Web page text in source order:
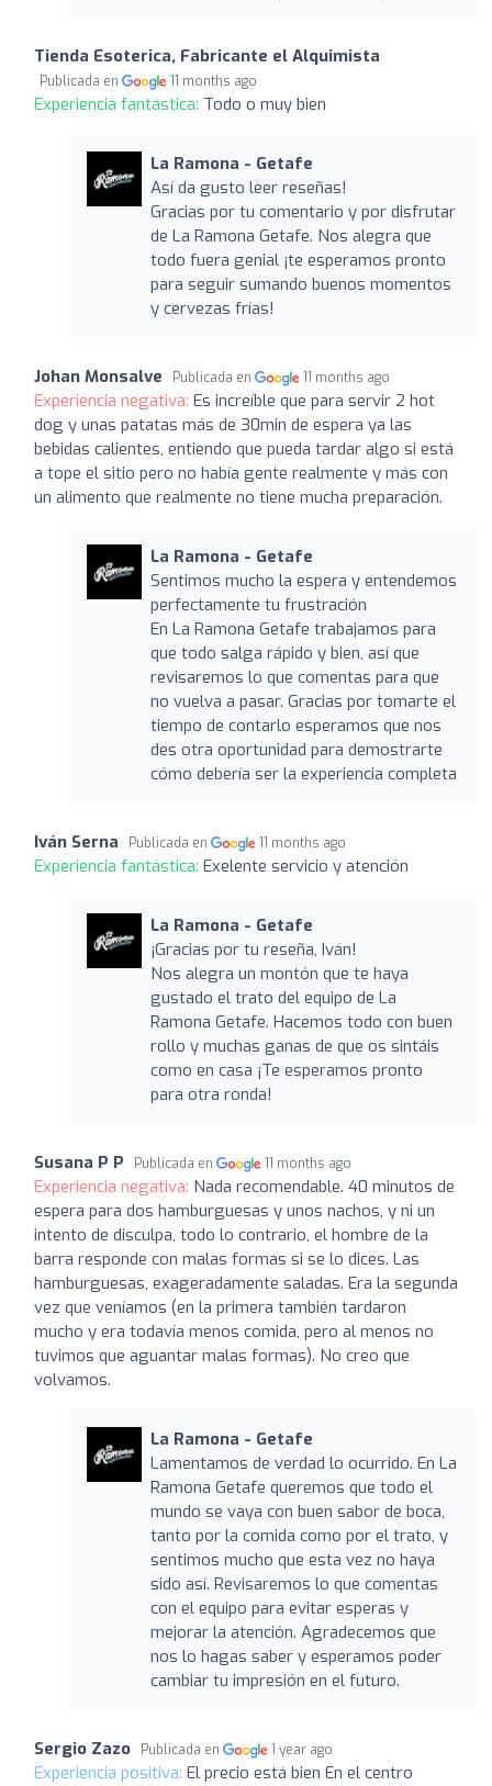
Tienda Esoterica, Fabricante el Alquimista
Publicada en 11 months ago
Experiencia fantástica: Todo o muy bien
La Ramona - Getafe
Así da gusto leer reseñas!
Gracias por tu comentario y por disfrutar
de La Ramona Getafe. Nos alegra que
todo fuera genial ¡te esperamos pronto
para seguir sumando buenos momentos
y cervezas frías!
Johan Monsalve Publicada en 11 months ago
Experiencia negativa: Es increíble que para servir 2 hot
dog y unas patatas más de 30min de espera ya las
bebidas calientes, entiendo que pueda tardar algo si está
a tope el sitio pero no había gente realmente y más con
un alimento que realmente no tiene mucha preparación.
La Ramona - Getafe
Sentimos mucho la espera y entendemos
perfectamente tu frustración
En La Ramona Getafe trabajamos para
que todo salga rápido y bien, así que
revisaremos lo que comentas para que
no vuelva a pasar. Gracias por tomarte el
tiempo de contarlo esperamos que nos
des otra oportunidad para demostrarte
cómo debería ser la experiencia completa
Iván Serna Publicada en 11 months ago
Experiencia fantástica: Exelente servicio y atención
La Ramona - Getafe
¡Gracias por tu reseña, Iván!
Nos alegra un montón que te haya
gustado el trato del equipo de La
Ramona Getafe. Hacemos todo con buen
rollo y muchas ganas de que os sintáis
como en casa ¡Te esperamos pronto
para otra ronda!
Susana P P Publicada en 11 months ago
Experiencia negativa: Nada recomendable. 40 minutos de
espera para dos hamburguesas y unos nachos, y ni un
intento de disculpa, todo lo contrario, el hombre de la
barra responde con malas formas si se lo dices. Las
hamburguesas, exageradamente saladas. Era la segunda
vez que veníamos (en la primera también tardaron
mucho y era todavía menos comida, pero al menos no
tuvimos que aguantar malas formas). No creo que
volvamos.
La Ramona - Getafe
Lamentamos de verdad lo ocurrido. En La
Ramona Getafe queremos que todo el
mundo se vaya con buen sabor de boca,
tanto por la comida como por el trato, y
sentimos mucho que esta vez no haya
sido así. Revisaremos lo que comentas
con el equipo para evitar esperas y
mejorar la atención. Agradecemos que
nos lo hagas saber y esperamos poder
cambiar tu impresión en el futuro.
Sergio Zazo Publicada en 1 year ago
Experiencia positiva: El precio está bien En el centro